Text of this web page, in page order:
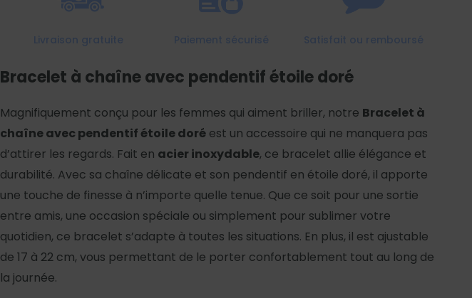
Livraison gratuite Paiement sécurisé Satisfait ou remboursé
Bracelet à chaîne avec pendentif étoile doré
Magnifiquement conçu pour les femmes qui aiment briller, notre Bracelet à
chaîne avec pendentif étoile doré est un accessoire qui ne manquera pas
d’attirer les regards. Fait en acier inoxydable, ce bracelet allie élégance et
durabilité. Avec sa chaîne délicate et son pendentif en étoile doré, il apporte
une touche de finesse à n’importe quelle tenue. Que ce soit pour une sortie
entre amis, une occasion spéciale ou simplement pour sublimer votre
quotidien, ce bracelet s’adapte à toutes les situations. En plus, il est ajustable
de 17 à 22 cm, vous permettant de le porter confortablement tout au long de
la journée.